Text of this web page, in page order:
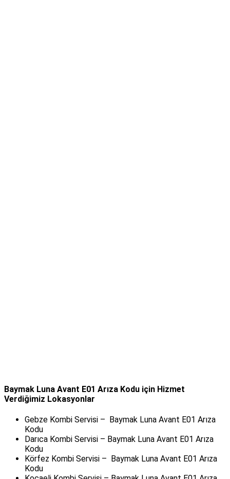
Baymak Luna Avant E01 Arıza Kodu için Hizmet
Verdiğimiz Lokasyonlar
Gebze Kombi Servisi – Baymak Luna Avant E01 Arıza
Kodu
Darıca Kombi Servisi – Baymak Luna Avant E01 Arıza
Kodu
Körfez Kombi Servisi – Baymak Luna Avant E01 Arıza
Kodu